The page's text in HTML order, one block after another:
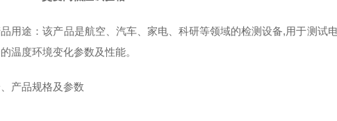
用途：该产品是航空、汽车、家电、科研等领域的检测设备,用于测试
温度环境变化参数及性能。
产品规格及参数